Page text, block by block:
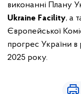
виконанні Плану
Ukraine Facility, а
Європейської
прогрес України
2025 року.